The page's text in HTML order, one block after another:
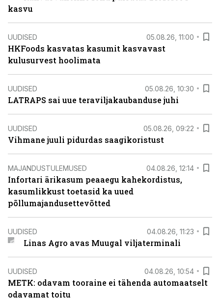
kasvu
UUDISED 05.08.26, 11:00
HKFoods kasvatas kasumit kasvavast
kulusurvest hoolimata
UUDISED 05.08.26, 10:30
LATRAPS sai uue teraviljakaubanduse juhi
UUDISED 05.08.26, 09:22
Vihmane juuli pidurdas saagikoristust
MAJANDUSTULEMUSED 04.08.26, 12:14
Infortari ärikasum peaaegu kahekordistus,
kasumlikkust toetasid ka uued
põllumajandusettevõtted
UUDISED 04.08.26, 11:23
Linas Agro avas Muugal viljaterminali
UUDISED 04.08.26, 10:54
METK: odavam tooraine ei tähenda automaatselt
odavamat toitu